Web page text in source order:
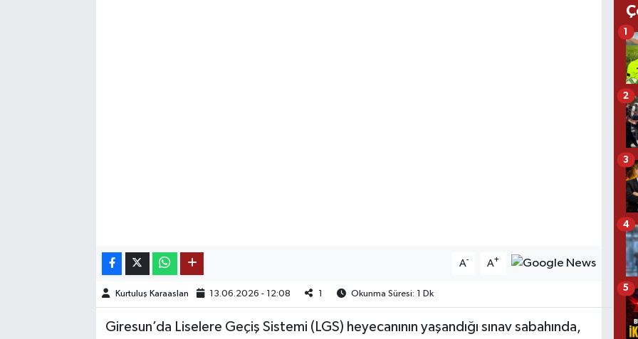
A- A+
Kurtuluş Karaaslan 13.06.2026 - 12:08 Okunma Süresi: 1 Dk
Giresun’da Liselere Geçiş Sistemi (LGS) heyecanının yaşandığı sınav sabahında,
1
2
3
4
5